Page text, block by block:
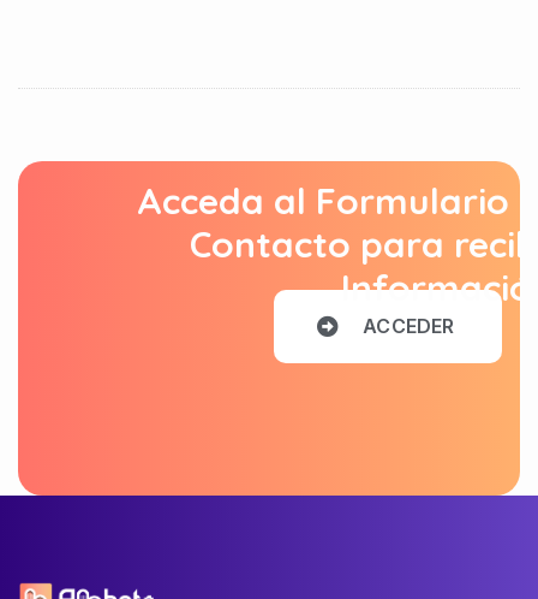
Acceda al Formulario
Contacto para
ACCEDER